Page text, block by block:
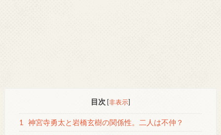
目次 [非表示]
1 神宮寺勇太と岩橋玄樹の関係性。二人は不仲？